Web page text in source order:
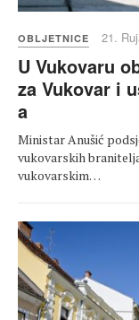
OBLJETNICE 21.
U Vukovaru
za Vukovar i
a
Ministar Anušić
vukovarskih
vukovarskim…